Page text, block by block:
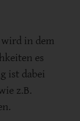
in dem
es
ist dabei
z.B.